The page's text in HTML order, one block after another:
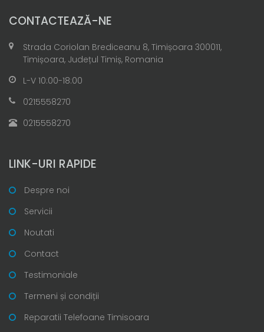
CONTACTEAZĂ-NE
Strada Coriolan Brediceanu 8, Timișoara 300011,
Timișoara, Județul Timiș, Romania
L-V 10:00-18:00
0215558270
0215558270
LINK-URI RAPIDE
Despre noi
Servicii
Noutati
Contact
Testimoniale
Termeni și condiții
Reparatii Telefoane Timisoara